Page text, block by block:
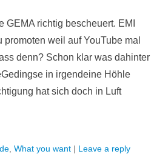
richtig bescheuert. EMI
weil auf YouTube mal
denn? Schon klar was dahinter
Gedingse in irgendeine Höhle
hat sich doch in Luft
What you want | Leave a reply